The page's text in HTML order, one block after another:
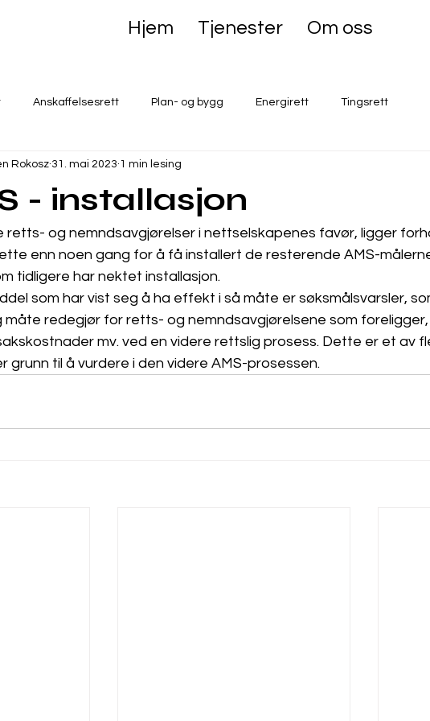
Hjem Tjenester Om oss
Anskaffelsesrett Plan- og bygg Energirett Tingsrett
- installasjon
Rokosz 31. mai 2023 1 min lesing
retts- og nemndsavgjørelser i nettselskapenes favør, ligger
enn noen gang for å få installert de resterende AMS-
tidligere har nektet installasjon.
som har vist seg å ha effekt i så måte er søksmålsvarsler,
måte redegjør for retts- og nemndsavgjørelsene som
mv. ved en videre rettslig prosess. Dette er et av
grunn til å vurdere i den videre AMS-prosessen.